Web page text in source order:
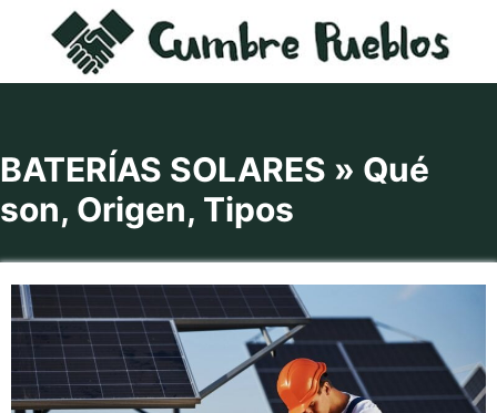
contenido
BATERÍAS SOLARES » Qué
son, Origen, Tipos